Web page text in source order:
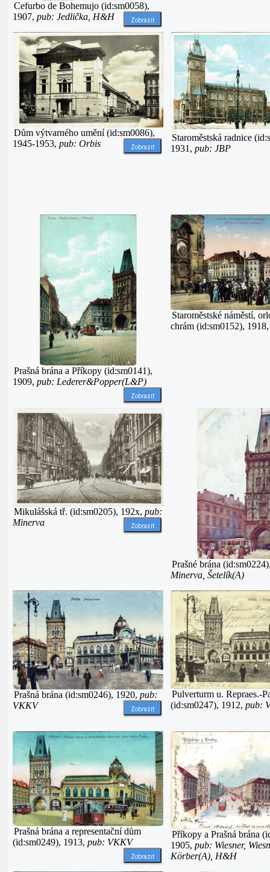
Cefurbo de Bohemujo (id:sm0058),
1907, pub: Jedlička, H&H Zobrazit
Dům výtvarného umění (id:sm0086),
1945-1953, pub: Orbis Zobrazit
Staroměstská radnice
1931, pub: JBP
Prašná brána a Příkopy (id:sm0141),
1909, pub: Lederer&Popper(L&P)
Zobrazit
Staroměstské náměstí,
chrám (id:sm0152),
Mikulášská tř. (id:sm0205), 192x, pub:
Minerva
Zobrazit
Prašné brána
Minerva, Šetelík(A)
Prašná brána (id:sm0246), 1920, pub:
VKKV
Zobrazit
Pulverturm u. Repraes.-
(id:sm0247), 1912, pub:
Prašná brána a representační dům
(id:sm0249), 1913, pub: VKKV
Zobrazit
Příkopy a Prašná brána
1905, pub: Wiesner,
Körber(A), H&H